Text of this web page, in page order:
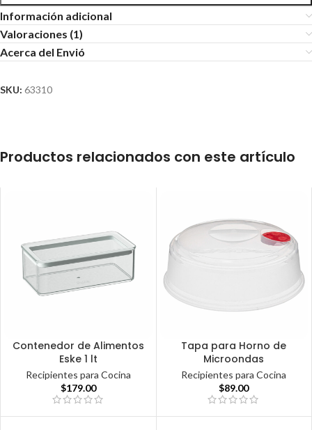
Información adicional
Valoraciones (1)
Acerca del Envió
SKU: 63310
Productos relacionados con este artículo
Contenedor de Alimentos
Eske 1 lt
Recipientes para Cocina
$179.00
Tapa para Horno de
Microondas
Recipientes para Cocina
$89.00